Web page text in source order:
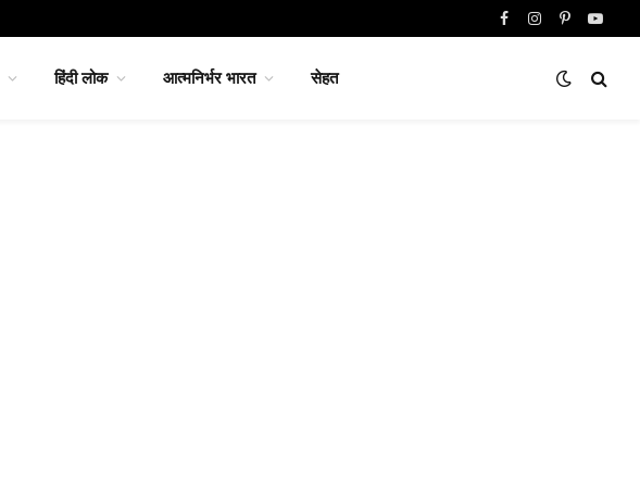
FacebookInstagram
Pinterest
हिंदी लोक आत्मनिर्भर भारत सेहत